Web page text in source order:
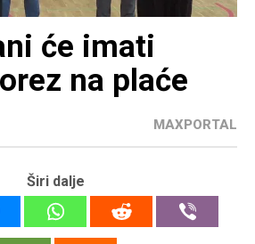
će imati
na plaće
MAXPORTAL
Širi dalje